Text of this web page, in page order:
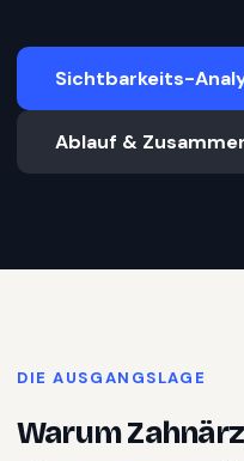
Sichtbarkeits-
Ablauf &
DIE AUSGANGSLAGE
Warum